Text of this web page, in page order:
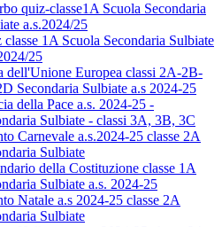
quiz-classe1A Scuola Secondaria
a.s.2024/25
classe 1A Scuola Secondaria Sulbiate
25
dell'Unione Europea classi 2A-2B-
Secondaria Sulbiate a.s 2024-25
della Pace a.s. 2024-25 -
Sulbiate - classi 3A, 3B, 3C
Carnevale a.s.2024-25 classe 2A
Sulbiate
della Costituzione classe 1A
Sulbiate a.s. 2024-25
Natale a.s 2024-25 classe 2A
Sulbiate